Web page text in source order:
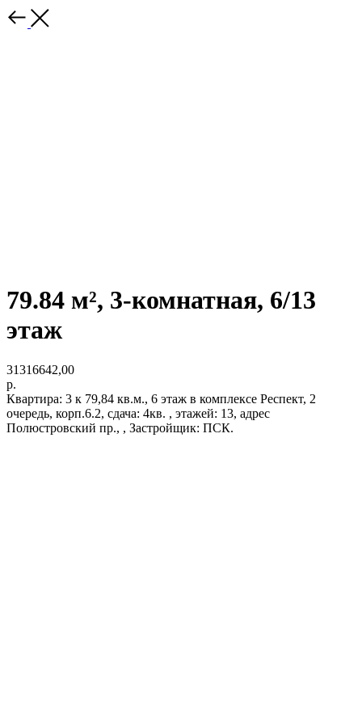
79.84 м², 3-комнатная, 6/13
этаж
31316642,00
р.
Квартира: 3 к 79,84 кв.м., 6 этаж в комплексе Респект, 2
очередь, корп.6.2, сдача: 4кв. , этажей: 13, адрес
Полюстровский пр., , Застройщик: ПСК.